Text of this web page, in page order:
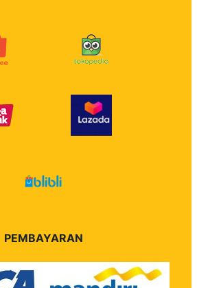
PEMBAYARAN